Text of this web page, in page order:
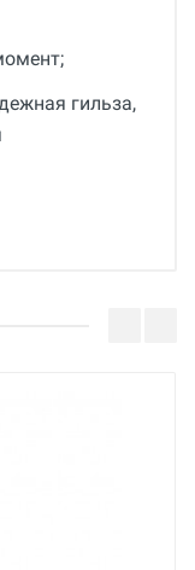
гильза,